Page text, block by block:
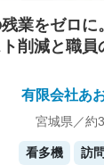
業をゼロ
削減と職
有限会社あ
宮城県／約
看多機 訪